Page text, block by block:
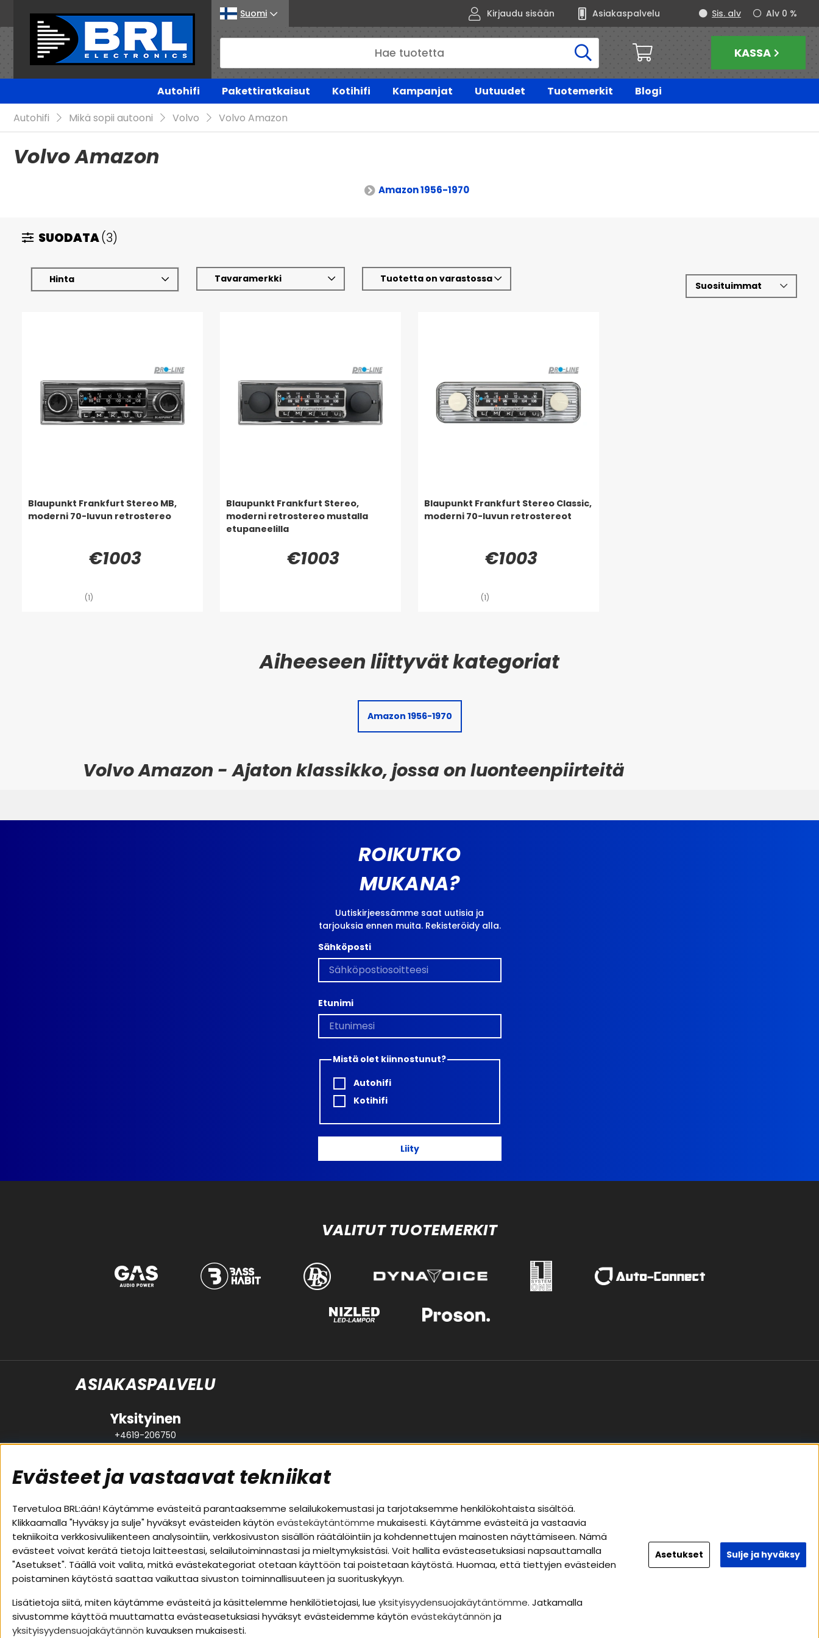
Suomi Kirjaudu sisään Asiakaspalvelu Alv 0 %
Sis. alv
KASSA
Autohifi Pakettiratkaisut Kotihifi Kampanjat Uutuudet Tuotemerkit
Blogi
Autohifi
Mikä sopii autooni Volvo Volvo Amazon
Volvo Amazon
Amazon 1956-1970
SUODATA(3)
Hinta Tavaramerkki Tuotetta on varastossa
Blaupunkt Frankfurt Stereo MB,
moderni 70-luvun retrostereo
€1003
(1)
Blaupunkt Frankfurt Stereo,
moderni retrostereo mustalla
etupaneelilla
€1003
Blaupunkt Frankfurt Stereo Classic,
moderni 70-luvun retrostereot
€1003
(1)
Amazon 1956-1970
Volvo Amazon - Ajaton klassikko, jossa on luonteenpiirteitä
ROIKUTKO
MUKANA?
Uutiskirjeessämme saat uutisia ja
tarjouksia ennen muita. Rekisteröidy alla.
Sähköposti
Etunimi
Mistä olet kiinnostunut?
Autohifi
Kotihifi
Liity
VALITUT TUOTEMERKIT
ASIAKASPALVELU
Yksityinen
+4619-206750
support@brl.se
Suositut sivut
Pakettiratkaisut
Autostereot
Kaiuttimet
Päätevahvistimet
Lisätarvikkeet
Kaapelit
Asiakaspalvelu
Evästeet
Huolto- ja takuutiedot
Ostoehdot
Palautus
Alueet
Autohifi
Kotihifi
Uutuudet
Facebook
Youtube
Evästeet ja vastaavat tekniikat
Tervetuloa BRL:ään! Käytämme evästeitä parantaaksemme selailukokemustasi ja tarjotaksemme henkilökohtaista sisältöä.
Klikkaamalla "Hyväksy ja sulje" hyväksyt evästeiden käytön evästekäytäntömme mukaisesti. Käytämme evästeitä ja vastaavia
tekniikoita verkkosivuliikenteen analysointiin, verkkosivuston sisällön räätälöintiin ja kohdennettujen mainosten näyttämiseen. Nämä
evästeet voivat kerätä tietoja laitteestasi, selailutoiminnastasi ja mieltymyksistäsi. Voit hallita evästeasetuksiasi napsauttamalla
"Asetukset". Täällä voit valita, mitkä evästekategoriat otetaan käyttöön tai poistetaan käytöstä. Huomaa, että tiettyjen evästeiden
poistaminen käytöstä saattaa vaikuttaa sivuston toiminnallisuuteen ja suorituskykyyn.
Lisätietoja siitä, miten käytämme evästeitä ja käsittelemme henkilötietojasi, lue yksityisyydensuojakäytäntömme. Jatkamalla
sivustomme käyttöä muuttamatta evästeasetuksiasi hyväksyt evästeidemme käytön evästekäytännön ja
yksityisyydensuojakäytännön kuvauksen mukaisesti.
Asetukset Sulje ja hyväksy